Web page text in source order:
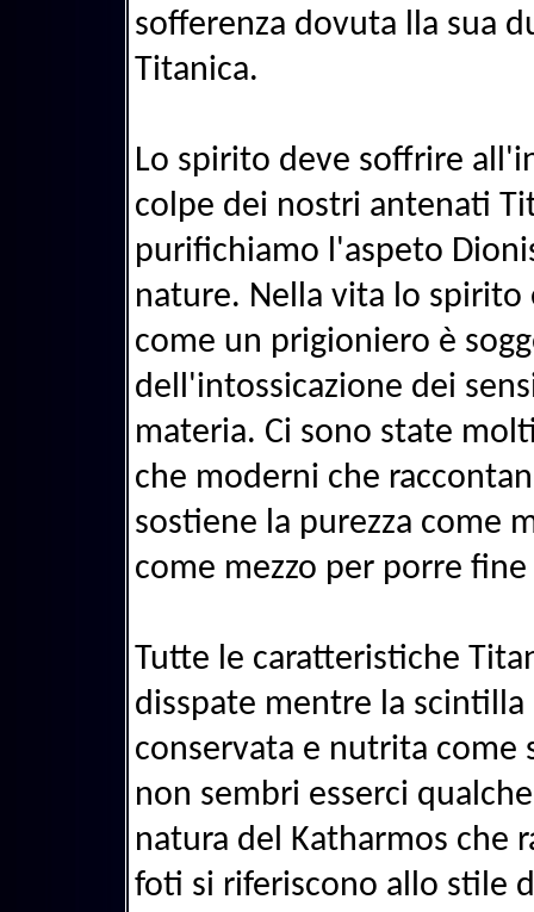
sofferenza dovuta lla sua
Titanica.
Lo spirito deve soffrire
colpe dei nostri antenati
purifichiamo l'aspeto
nature. Nella vita lo
come un prigioniero è
dell'intossicazione dei
materia. Ci sono state
che moderni che
sostiene la purezza come
come mezzo per porre
Tutte le caratteristiche
disspate mentre la
conservata e nutrita come
non sembri esserci
natura del Katharmos che
foti si riferiscono allo stile